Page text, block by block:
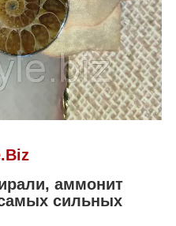
аммонит
сильных